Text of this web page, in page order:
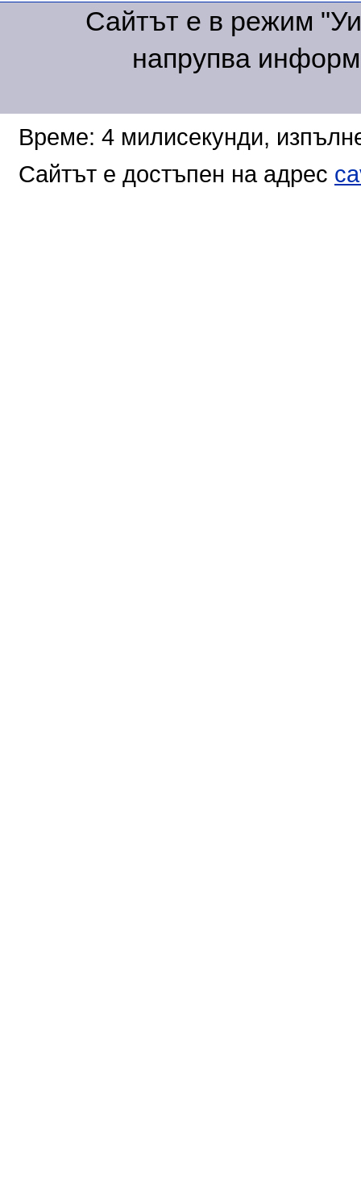
Сайтът е в режим
напрупва
Време: 4 милисекунди,
Сайтът е достъпен на адрес